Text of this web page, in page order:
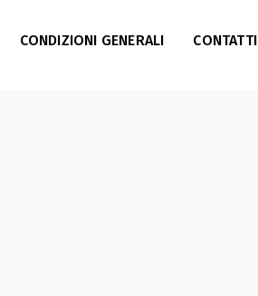
CONDIZIONI GENERALI CONTATTI